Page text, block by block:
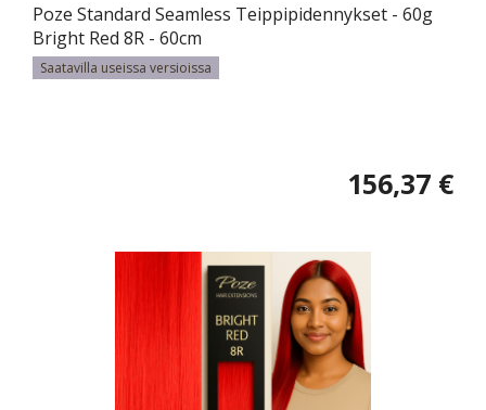
Poze Standard Seamless Teippipidennykset - 60g
Bright Red 8R - 60cm
Saatavilla useissa versioissa
156,37 €